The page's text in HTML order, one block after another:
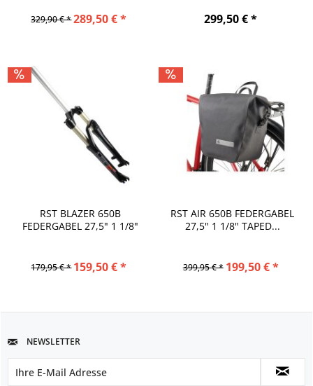
329,90 € *289,50 € * 299,50 € *
RST BLAZER 650B
FEDERGABEL 27,5" 1 1/8"
179,95 € * 159,50 € *
RST AIR 650B FEDERGABEL
27,5" 1 1/8" TAPED...
399,95 € * 199,50 € *
NEWSLETTER